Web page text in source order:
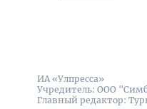
ИА «Улпресса»
Учредитель: ООО
Главный редактор: